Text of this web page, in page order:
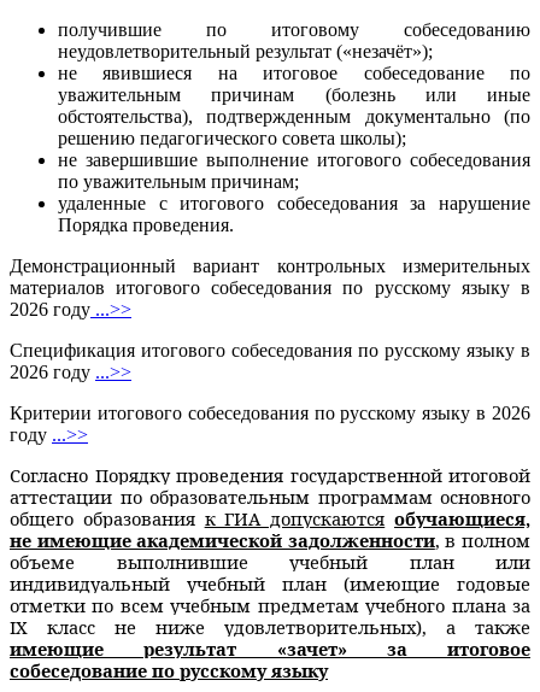
получившие по итоговому собеседованию
неудовлетворительный результат («незачёт»);
не явившиеся на итоговое собеседование по
уважительным причинам (болезнь или иные
обстоятельства), подтвержденным документально (по
решению педагогического совета школы);
не завершившие выполнение итогового собеседования
по уважительным причинам;
удаленные с итогового собеседования за нарушение
Порядка проведения.
Демонстрационный вариант контрольных измерительных
материалов итогового собеседования по русскому языку в
2026 году ...>>
Спецификация итогового собеседования по русскому языку в
2026 году ...>>
Критерии итогового собеседования по русскому языку в 2026
году ...>>
Согласно Порядку проведения государственной итоговой
аттестации по образовательным программам основного
общего образования к ГИА допускаются обучающиеся,
не имеющие академической задолженности, в полном
объеме выполнившие учебный план или
индивидуальный учебный план (имеющие годовые
отметки по всем учебным предметам учебного плана за
IX класс не ниже удовлетворительных), а также
имеющие результат «зачет» за итоговое
собеседование по русскому языку